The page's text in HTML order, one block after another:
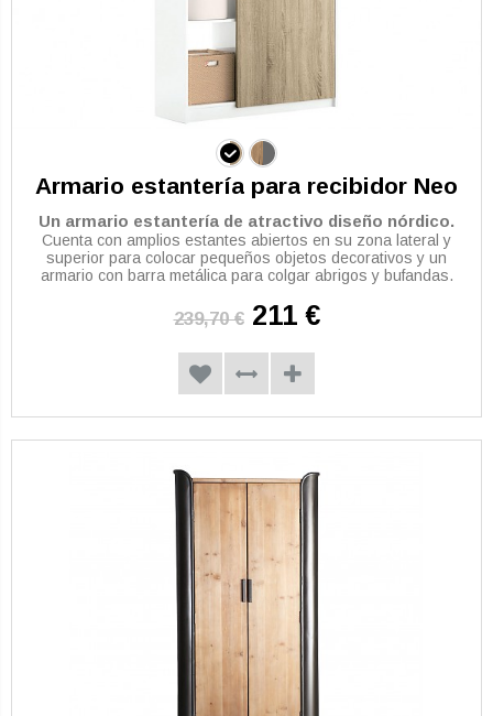
Armario estantería para recibidor Neo
Un armario estantería de atractivo diseño nórdico.
Cuenta con amplios estantes abiertos en su zona lateral y
superior para colocar pequeños objetos decorativos y un
armario con barra metálica para colgar abrigos y bufandas.
239,70 € 211 €